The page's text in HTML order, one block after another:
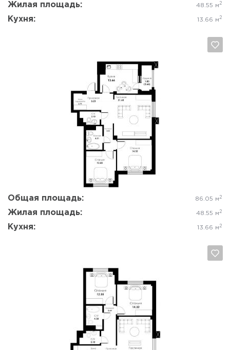
Жилая площадь: 48.55 м 2
Кухня: 13.66 м 2
Общая площадь: 86.05 м 2
Жилая площадь: 48.55 м 2
Кухня: 13.66 м 2
Да, удалить Отмена
Да, удалить Отмена